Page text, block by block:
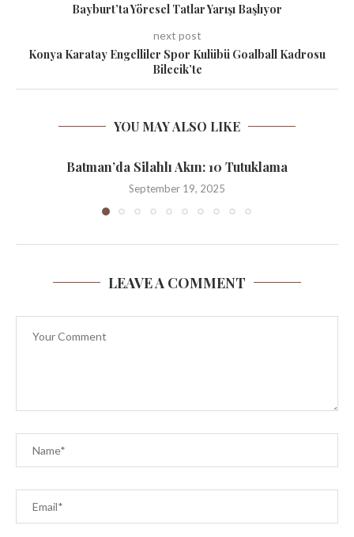
Bayburt’ta Yöresel Tatlar Yarışı Başlıyor
next post
Konya Karatay Engelliler Spor Kulübü Goalball Kadrosu
Bilecik’te
YOU MAY ALSO LIKE
Batman’da Silahlı Akın: 10 Tutuklama
September 19, 2025
LEAVE A COMMENT